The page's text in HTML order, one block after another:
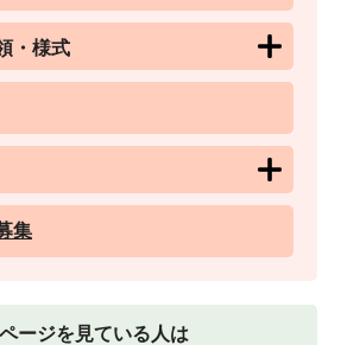
・様式
集
ージを見ている人は